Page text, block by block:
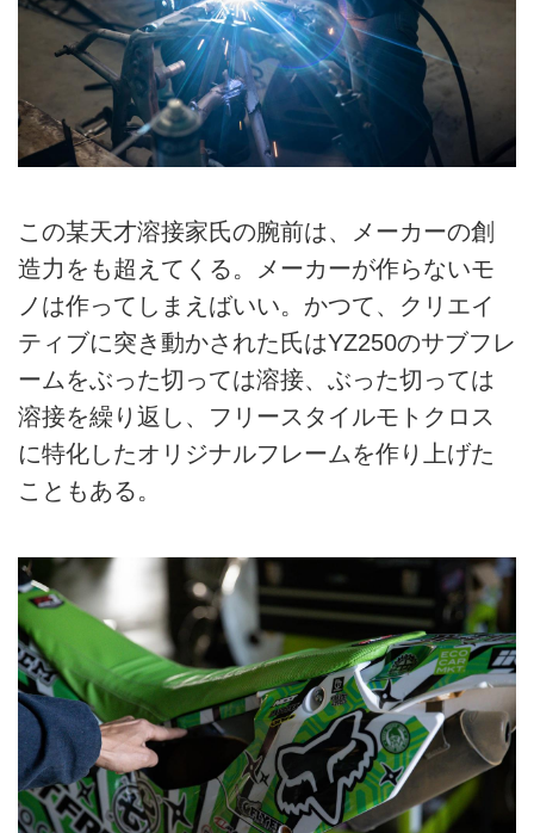
この某天才溶接家氏の腕前は、メーカーの創
造力をも超えてくる。メーカーが作らないモ
ノは作ってしまえばいい。かつて、クリエイ
ティブに突き動かされた氏はYZ250のサブフレ
ームをぶった切っては溶接、ぶった切っては
溶接を繰り返し、フリースタイルモトクロス
に特化したオリジナルフレームを作り上げた
こともある。